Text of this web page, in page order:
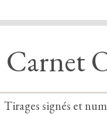
Tirages signés et